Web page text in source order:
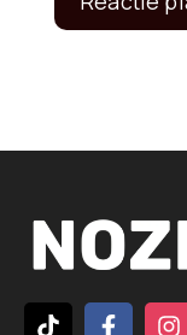
e
n
a
i